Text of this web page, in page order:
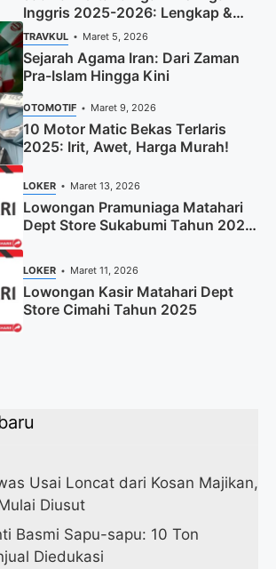
Inggris 2025-2026: Lengkap &
Terbaru
TRAVKUL Maret 5, 2026
Sejarah Agama Iran: Dari Zaman
Pra-Islam Hingga Kini
OTOMOTIF Maret 9, 2026
10 Motor Matic Bekas Terlaris
2025: Irit, Awet, Harga Murah!
LOKER Maret 13, 2026
Lowongan Pramuniaga Matahari
Dept Store Sukabumi Tahun 2025
LOKER Maret 11, 2026
Lowongan Kasir Matahari Dept
Store Cimahi Tahun 2025
Usai Loncat dari Kosan Majikan,
Diusut
Basmi Sapu-sapu: 10 Ton
Diedukasi